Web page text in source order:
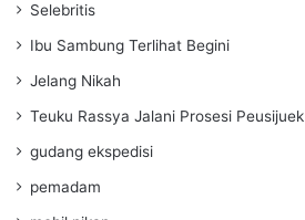
Selebritis
Ibu Sambung Terlihat Begini
Jelang Nikah
Teuku Rassya Jalani Prosesi Peusijuek
gudang ekspedisi
pemadam